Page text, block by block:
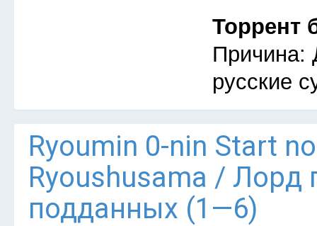
Торрент
Причина:
русские
Ryoumin 0-nin Start
Ryoushusama / Лорд
подданных (1—6)